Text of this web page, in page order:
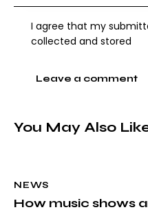
I agree that my
collected and stored
You May Also
NEWS
How music shows